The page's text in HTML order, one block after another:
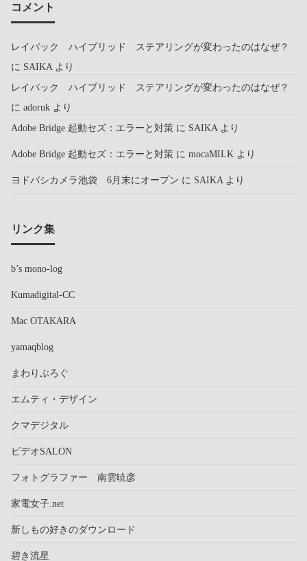
コメント
レイバック ハイブリッド ステアリングが変わったのはなぜ？
に SAIKA より
レイバック ハイブリッド ステアリングが変わったのはなぜ？
に adoruk より
Adobe Bridge 起動セズ：エラーと対策 に SAIKA より
Adobe Bridge 起動セズ：エラーと対策 に mocaMILK より
ヨドバシカメラ池袋 6月末にオープン に SAIKA より
リンク集
b’s mono-log
Kumadigital-CC
Mac OTAKARA
yamaqblog
まわりぶろぐ
エムティ・デザイン
クマデジタル
ビデオSALON
フォトグラファー 南雲暁彦
家電女子.net
新しもの好きのダウンロード
碧き流星